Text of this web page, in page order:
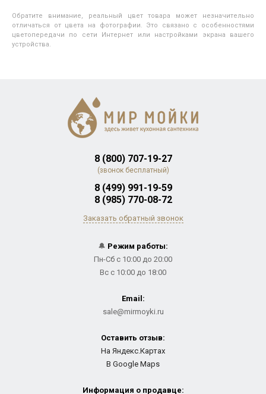
Обратите внимание, реальный цвет товара может незначительно
отличаться от цвета на фотографии. Это связано с особенностями
цветопередачи по сети Интернет или настройками экрана вашего
устройства.
8 (800) 707-19-27
(звонок бесплатный)
8 (499) 991-19-59
8 (985) 770-08-72
Заказать обратный звонок
🔔 Режим работы:
Пн-Сб с 10:00 до 20:00
Вс с 10:00 до 18:00
Email:
sale@mirmoyki.ru
Оставить отзыв:
На Яндекс.Картах
В Google Maps
Информация о продавце: